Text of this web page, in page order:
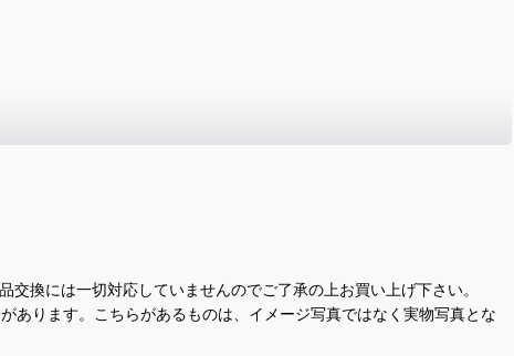
換には一切対応していませんのでご了承の上お買い上げ下さい。
あります。こちらがあるものは、イメージ写真ではなく実物写真とな